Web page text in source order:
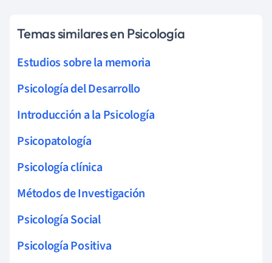
Temas similares en Psicología
Estudios sobre la memoria
Psicología del Desarrollo
Introducción a la Psicología
Psicopatología
Psicología clínica
Métodos de Investigación
Psicología Social
Psicología Positiva